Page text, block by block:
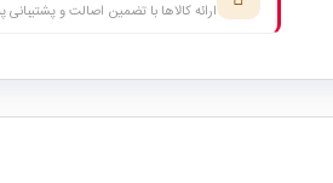
ارائه کالاها با تضمین اصالت و